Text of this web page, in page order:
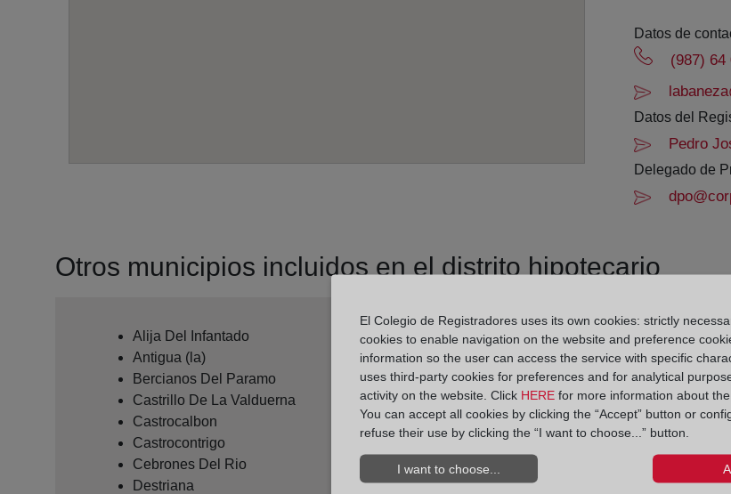
Datos de
(987) 64
Datos del
Pedro
Delegado de
Otros municipios incluidos en el distrito hipotecario
Alija Del Infantado
Antigua (la)
Bercianos Del Paramo
Castrillo De La Valduerna
Castrocalbon
Castrocontrigo
Cebrones Del Rio
Destriana
El Colegio de Registradores uses its own cookies: strictly
cookies to enable navigation on the website and preference
information so the user can access the service with specific
uses third-party cookies for preferences and for analytical
activity on the website. Click HERE for more information about the
You can accept all cookies by clicking the “Accept” button or
refuse their use by clicking the “I want to choose...” button.
I want to choose...